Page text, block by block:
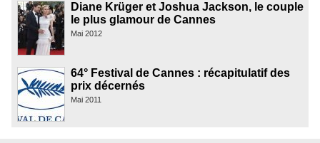
Diane Krüger et Joshua Jackson, le couple
le plus glamour de Cannes
Mai 2012
64° Festival de Cannes : récapitulatif des
prix décernés
Mai 2011